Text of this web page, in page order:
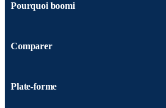
Pourquoi boomi
Comparer
Plate-forme